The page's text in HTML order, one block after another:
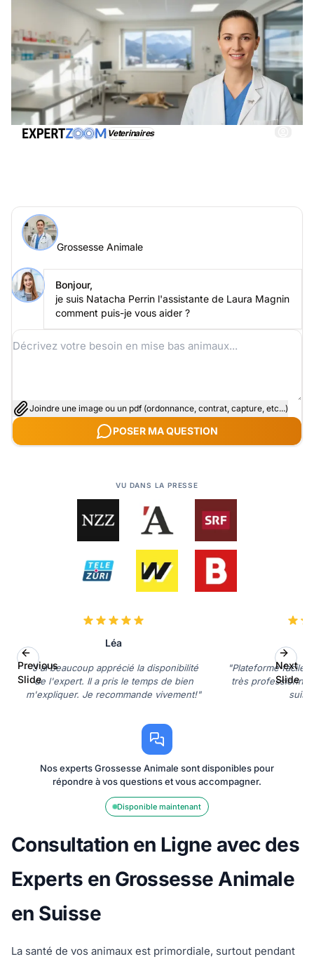
Veterinaires
Posez votre question à Laura Magnin
Grossesse Animale
Bonjour,
je suis Natacha Perrin l'assistante de Laura Magnin
comment puis-je vous aider ?
Joindre une image ou un pdf (ordonnance, contrat, capture, etc...)
POSER MA QUESTION
VU DANS LA PRESSE
Léa
"J'ai beaucoup apprécié la disponibilité
de l'expert. Il a pris le temps de bien
m'expliquer. Je recommande vivement!"
"Plateforme facile
très professionnel
suis
Previous
Slide
Next
Slide
Nos experts Grossesse Animale sont disponibles pour
répondre à vos questions et vous accompagner.
Disponible maintenant
Consultation en Ligne avec des
Experts en Grossesse Animale
en Suisse
La santé de vos animaux est primordiale, surtout pendant